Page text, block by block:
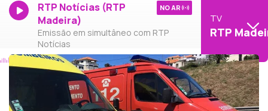
RTP Notícias (RTP
Madeira)
Emissão em simultâneo com RTP
Notícias
NO AR
TV
RTP